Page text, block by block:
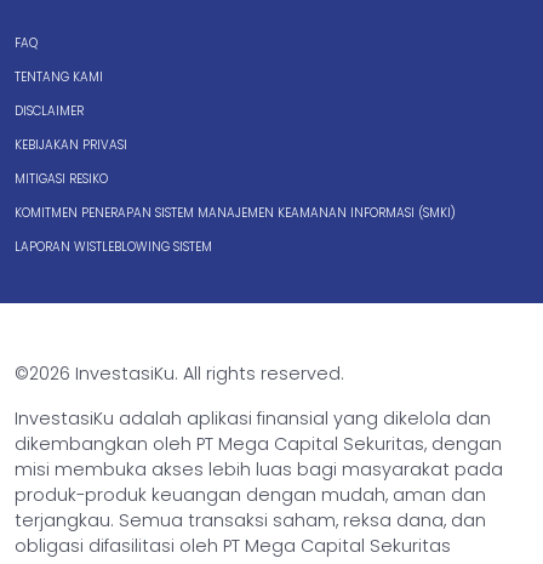
FAQ
TENTANG KAMI
DISCLAIMER
KEBIJAKAN PRIVASI
MITIGASI RESIKO
KOMITMEN PENERAPAN SISTEM MANAJEMEN KEAMANAN INFORMASI (SMKI)
LAPORAN WISTLEBLOWING SISTEM
©2026 InvestasiKu. All rights reserved.
InvestasiKu adalah aplikasi finansial yang dikelola dan
dikembangkan oleh PT Mega Capital Sekuritas, dengan
misi membuka akses lebih luas bagi masyarakat pada
produk-produk keuangan dengan mudah, aman dan
terjangkau. Semua transaksi saham, reksa dana, dan
obligasi difasilitasi oleh PT Mega Capital Sekuritas